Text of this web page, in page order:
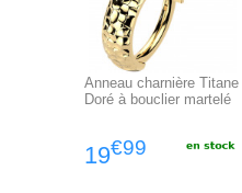
Anneau charnière Titane
Doré à bouclier martelé
19€99